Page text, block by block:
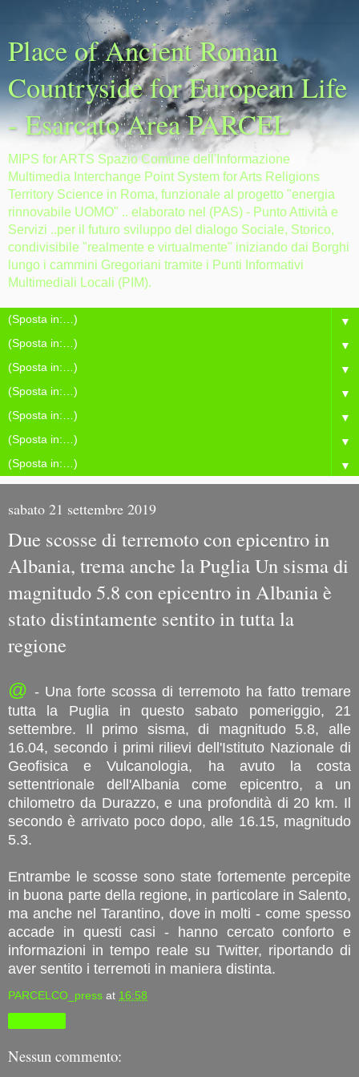
Place of Ancient Roman
Countryside for European Life
- Esarcato Area PARCEL
MIPS for ARTS Spazio Comune dell'Informazione
Multimedia Interchange Point System for Arts Religions
Territory Science in Roma, funzionale al progetto "energia
rinnovabile UOMO" .. elaborato nel (PAS) - Punto Attività e
Servizi ..per il futuro sviluppo del dialogo Sociale, Storico,
condivisibile "realmente e virtualmente" iniziando dai Borghi
lungo i cammini Gregoriani tramite i Punti Informativi
Multimediali Locali (PIM).
▼
▼
▼
▼
▼
▼
▼
sabato 21 settembre 2019
Due scosse di terremoto con epicentro in
Albania, trema anche la Puglia Un sisma di
magnitudo 5.8 con epicentro in Albania è
stato distintamente sentito in tutta la
regione
@ - Una forte scossa di terremoto ha fatto tremare
tutta la Puglia in questo sabato pomeriggio, 21
settembre. Il primo sisma, di magnitudo 5.8, alle
16.04, secondo i primi rilievi dell'Istituto Nazionale di
Geofisica e Vulcanologia, ha avuto la costa
settentrionale dell'Albania come epicentro, a un
chilometro da Durazzo, e una profondità di 20 km. Il
secondo è arrivato poco dopo, alle 16.15, magnitudo
5.3.
Entrambe le scosse sono state fortemente percepite
in buona parte della regione, in particolare in Salento,
ma anche nel Tarantino, dove in molti - come spesso
accade in questi casi - hanno cercato conforto e
informazioni in tempo reale su Twitter, riportando di
aver sentito i terremoti in maniera distinta.
PARCELCO_press at 16:58
Nessun commento: